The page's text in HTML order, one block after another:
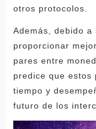
otros protocolos.
Además, debido a
proporcionar
pares entre
predice que estos
tiempo y
futuro de los